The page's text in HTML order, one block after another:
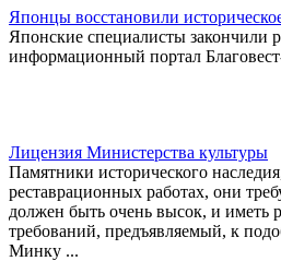
Японцы восстановили
Японские специалисты закончили
информационный портал
Лицензия Министерства культуры
Памятники исторического
реставрационных работах, они
должен быть очень высок, и иметь
требований, предъявляемый, к
Минку ...